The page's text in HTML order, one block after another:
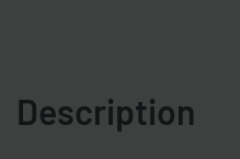
Description